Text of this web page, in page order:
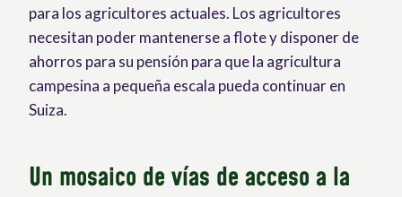
para los agricultores actuales. Los agricultores
necesitan poder mantenerse a flote y disponer de
ahorros para su pensión para que la agricultura
campesina a pequeña escala pueda continuar en
Suiza.
Un mosaico de vías de acceso a la